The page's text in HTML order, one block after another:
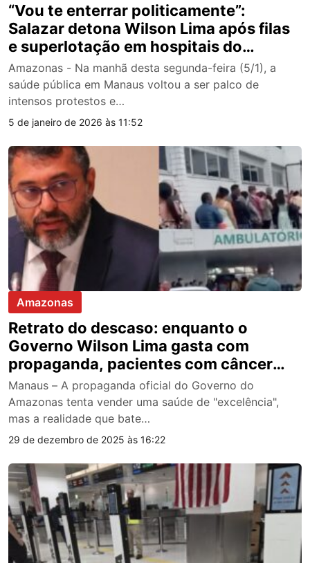
“Vou te enterrar politicamente”:
Salazar detona Wilson Lima após filas
e superlotação em hospitais do
Estado; veja vídeo
Amazonas - Na manhã desta segunda-feira (5/1), a
saúde pública em Manaus voltou a ser palco de
intensos protestos e…
5 de janeiro de 2026 às 11:52
Amazonas
Retrato do descaso: enquanto o
Governo Wilson Lima gasta com
propaganda, pacientes com câncer
sofrem nas filas do FCECON; vídeo
Manaus – A propaganda oficial do Governo do
Amazonas tenta vender uma saúde de "excelência",
mas a realidade que bate…
29 de dezembro de 2025 às 16:22